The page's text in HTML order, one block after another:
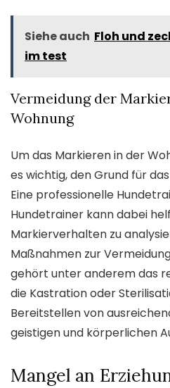
Siehe auch Floh und
im test
Vermeidung der
Wohnung
Um das Markieren in der
es wichtig, den Grund für
Eine professionelle
Hundetrainer kann dabei
Markierverhalten zu
Maßnahmen zur
gehört unter anderem das
die Kastration oder
Bereitstellen von
geistigen und körperlichen
Mangel an